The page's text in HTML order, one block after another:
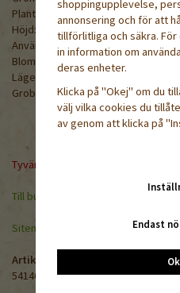
Plantavstånd: ca 100 cm
Höjd: 120-180 cm beroende på
Användning: solitär i skyddat läge
Blomningstid: juli
Läge: sol 1000 frön= ca 450 g
Grobarhet lägst 60%
Tyvärr ingår inte denna produkt i
Till butikens startsida »
Sitemap »
Artikelnummer:
54140-20
shoppingupplevelse,
annonsering och för att
tillförlitliga och säkra. För
in information om
deras enheter.
Klicka på "Okej" om du
välj vilka cookies du
av genom att klicka på
Endast